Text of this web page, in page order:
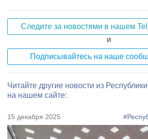
Следите за новостями в нашем
и
Подписывайтесь на наше
Читайте другие новости из
на нашем сайте:
15 декабря 2025